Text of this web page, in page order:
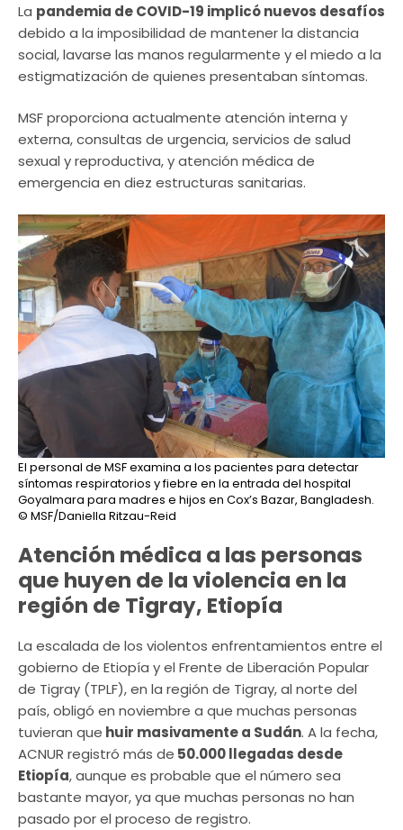
La pandemia de COVID-19 implicó nuevos desafíos
debido a la imposibilidad de mantener la distancia
social, lavarse las manos regularmente y el miedo a la
estigmatización de quienes presentaban síntomas.
MSF proporciona actualmente atención interna y
externa, consultas de urgencia, servicios de salud
sexual y reproductiva, y atención médica de
emergencia en diez estructuras sanitarias.
El personal de MSF examina a los pacientes para detectar
síntomas respiratorios y fiebre en la entrada del hospital
Goyalmara para madres e hijos en Cox’s Bazar, Bangladesh.
© MSF/Daniella Ritzau-Reid
Atención médica a las personas
que huyen de la violencia en la
región de Tigray, Etiopía
La escalada de los violentos enfrentamientos entre el
gobierno de Etiopía y el Frente de Liberación Popular
de Tigray (TPLF), en la región de Tigray, al norte del
país, obligó en noviembre a que muchas personas
tuvieran que huir masivamente a Sudán. A la fecha,
ACNUR registró más de 50.000 llegadas desde
Etiopía, aunque es probable que el número sea
bastante mayor, ya que muchas personas no han
pasado por el proceso de registro.